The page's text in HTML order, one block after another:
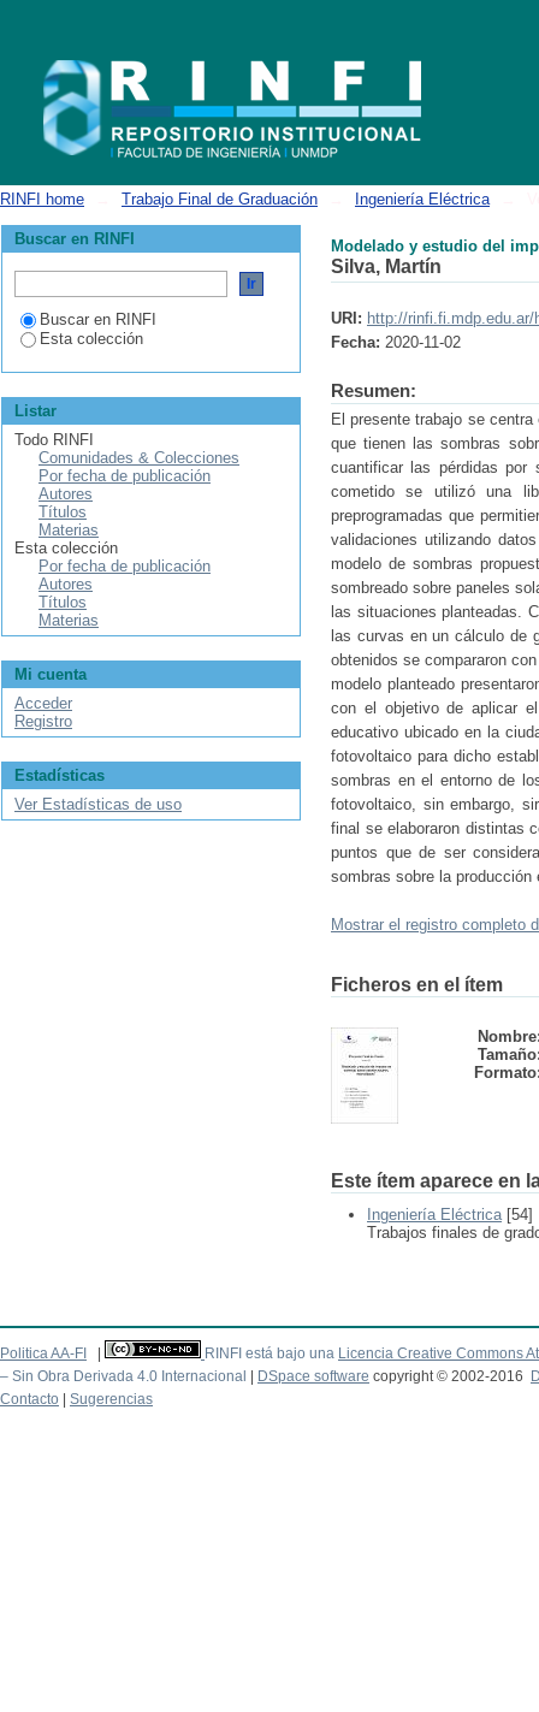
RINFI home Trabajo Final de Graduación Ingeniería Eléctrica
Modelado y estudio del
Silva, Martín
URI: http://rinfi.fi.mdp.edu.ar/
Fecha: 2020-11-02
Resumen:
El presente trabajo se
que tienen las sombras
cuantificar las pérdidas por
cometido se utilizó una
preprogramadas que
validaciones utilizando
modelo de sombras
sombreado sobre paneles
las situaciones planteadas.
las curvas en un cálculo de
obtenidos se compararon
modelo planteado
con el objetivo de aplicar
educativo ubicado en la
fotovoltaico para dicho
sombras en el entorno de
fotovoltaico, sin embargo,
final se elaboraron distintas
puntos que de ser
sombras sobre la
Mostrar el registro completo
Ficheros en el ítem
Este ítem aparece en
Ingeniería Eléctrica[54]
Trabajos finales de
Buscar en RINFI
Buscar en RINFI
Esta colección
Listar
Todo RINFI
Comunidades & Colecciones
Por fecha de publicación
Autores
Títulos
Materias
Esta colección
Por fecha de publicación
Autores
Títulos
Materias
Mi cuenta
Acceder
Registro
Estadísticas
Ver Estadísticas de uso
Politica AA-FI RINFI está bajo una Licencia Creative Commons
– Sin Obra Derivada 4.0 Internacional
DSpace software copyright © 2002-2016
Contacto
Sugerencias